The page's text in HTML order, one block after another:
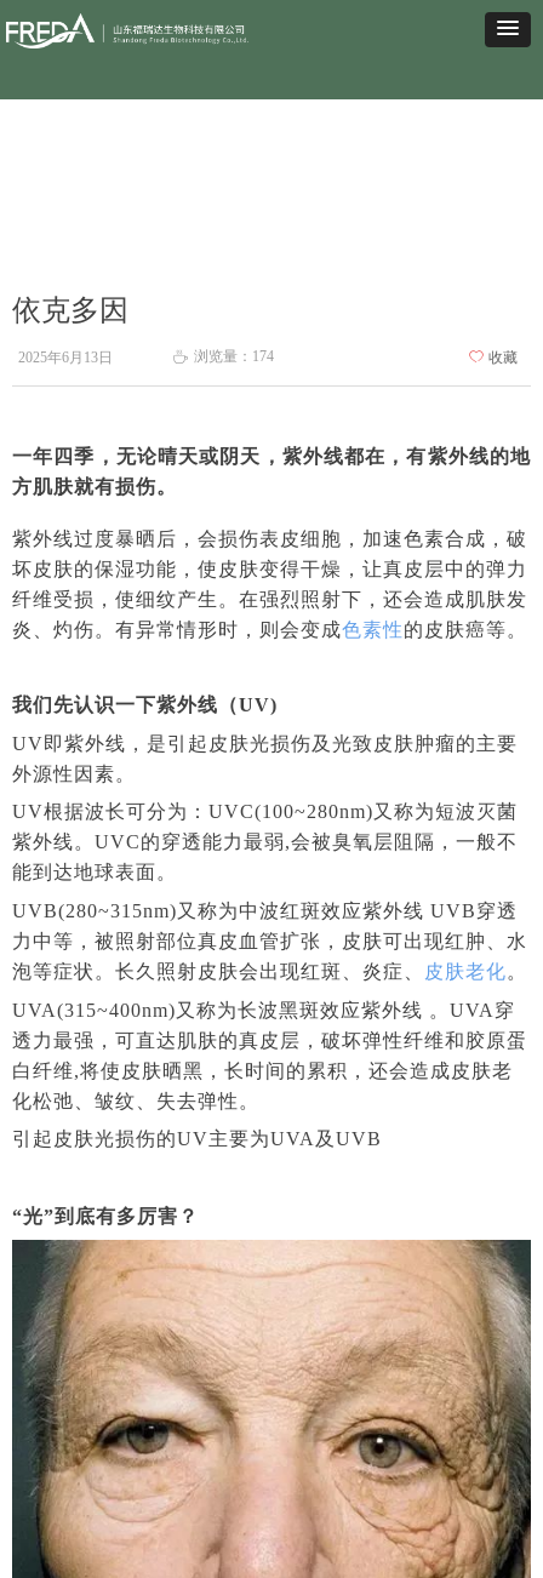
依克多因
一年四季，无论晴天或阴天，紫外线都在，有紫外线的地
方肌肤就有损伤。
紫外线过度暴晒后，会损伤表皮细胞，加速色素合成，破
坏皮肤的保湿功能，使皮肤变得干燥，让真皮层中的弹力
纤维受损，使细纹产生。在强烈照射下，还会造成肌肤发
炎、灼伤。有异常情形时，则会变成色素性的皮肤癌等。
我们先认识一下紫外线（UV)
UV即紫外线，是引起皮肤光损伤及光致皮肤肿瘤的主要
外源性因素。
UV根据波长可分为：UVC(100~280nm)又称为短波灭菌
紫外线。UVC的穿透能力最弱,会被臭氧层阻隔，一般不
能到达地球表面。
UVB(280~315nm)又称为中波红斑效应紫外线 UVB穿透
力中等，被照射部位真皮血管扩张，皮肤可出现红肿、水
泡等症状。长久照射皮肤会出现红斑、炎症、
皮肤老化。
UVA(315~400nm)又称为长波黑斑效应紫外线 。UVA穿
透力最强，可直达肌肤的真皮层，破坏弹性纤维和胶原蛋
白纤维,将使皮肤晒黑，长时间的累积，还会造成皮肤老
化松弛、皱纹、失去弹性。
引起皮肤光损伤的UV主要为UVA及UVB
“光”到底有多厉害？
2025年6月13日 ꄘ 浏览量： 174 ꄀ 收藏